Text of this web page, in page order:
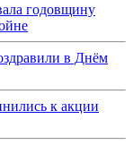
годовщину
в Днём
к акции